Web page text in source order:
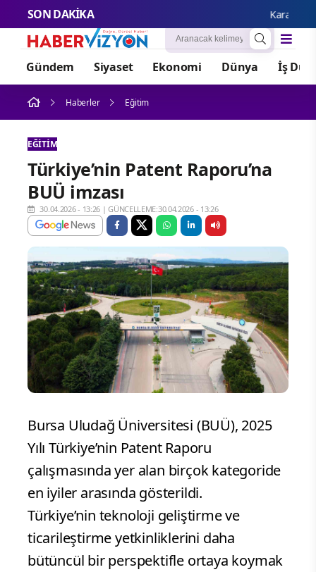
SON DAKİKA Karamürsel
Gündem Siyaset Ekonomi Dünya İş
Haberler Eğitim
EĞITIM
Türkiye’nin Patent Raporu’na
BUÜ imzası
30.04.2026 - 13:26 |GÜNCELLEME:30.04.2026 - 13:26
Bursa Uludağ Üniversitesi (BUÜ), 2025
Yılı Türkiye’nin Patent Raporu
çalışmasında yer alan birçok kategoride
en iyiler arasında gösterildi.
Türkiye’nin teknoloji geliştirme ve
ticarileştirme yetkinliklerini daha
bütüncül bir perspektifle ortaya koymak